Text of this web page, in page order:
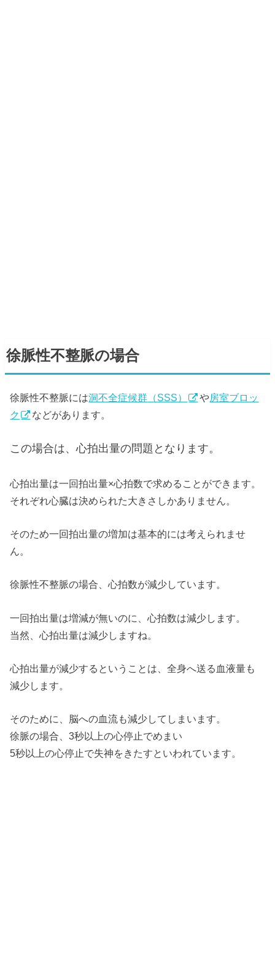
徐脈性不整脈の場合
徐脈性不整脈には洞不全症候群（SSS） や房室ブロッ
ク
などがあります。
この場合は、心拍出量の問題となります。
心拍出量は一回拍出量×心拍数で求めることができます。
それぞれ心臓は決められた大きさしかありません。
そのため一回拍出量の増加は基本的には考えられませ
ん。
徐脈性不整脈の場合、心拍数が減少しています。
一回拍出量は増減が無いのに、心拍数は減少します。
当然、心拍出量は減少しますね。
心拍出量が減少するということは、全身へ送る血液量も
減少します。
そのために、脳への血流も減少してしまいます。
徐脈の場合、3秒以上の心停止でめまい
5秒以上の心停止で失神をきたすといわれています。